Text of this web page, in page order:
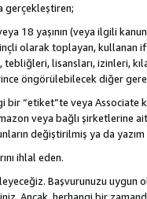
gerçekleştiren;
18 yaşının (veya ilgili
olarak toplayan, kullanan
lisansları, izinleri,
öngörülebilecek diğer
bir “etiket”te veya
veya bağlı şirketlerine
değiştirilmiş ya da
ihlal eden.
Başvurunuzu uygun
Ancak, herhangi bir